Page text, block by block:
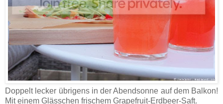
Doppelt lecker übrigens in der Abendsonne auf dem Balkon!
Mit einem Glässchen frischem Grapefruit-Erdbeer-Saft.